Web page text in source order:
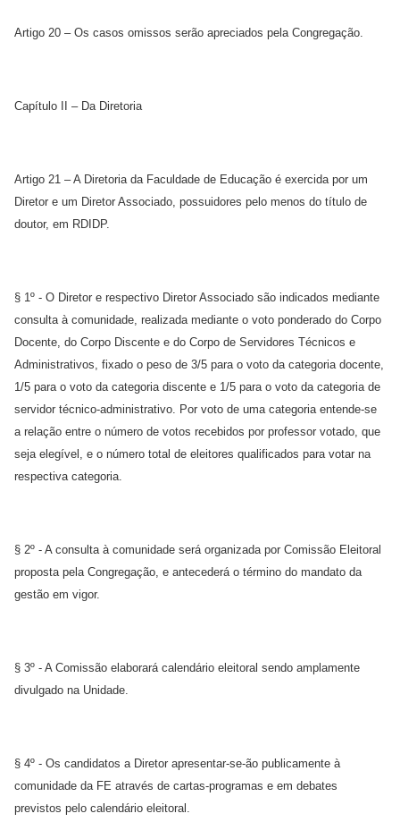
Artigo 20 – Os casos omissos serão apreciados pela Congregação.
Capítulo II – Da Diretoria
Artigo 21 – A Diretoria da Faculdade de Educação é exercida por um
Diretor e um Diretor Associado, possuidores pelo menos do título de
doutor, em RDIDP.
§ 1º - O Diretor e respectivo Diretor Associado são indicados mediante
consulta à comunidade, realizada mediante o voto ponderado do Corpo
Docente, do Corpo Discente e do Corpo de Servidores Técnicos e
Administrativos, fixado o peso de 3/5 para o voto da categoria docente,
1/5 para o voto da categoria discente e 1/5 para o voto da categoria de
servidor técnico-administrativo. Por voto de uma categoria entende-se
a relação entre o número de votos recebidos por professor votado, que
seja elegível, e o número total de eleitores qualificados para votar na
respectiva categoria.
§ 2º - A consulta à comunidade será organizada por Comissão Eleitoral
proposta pela Congregação, e antecederá o término do mandato da
gestão em vigor.
§ 3º - A Comissão elaborará calendário eleitoral sendo amplamente
divulgado na Unidade.
§ 4º - Os candidatos a Diretor apresentar-se-ão publicamente à
comunidade da FE através de cartas-programas e em debates
previstos pelo calendário eleitoral.